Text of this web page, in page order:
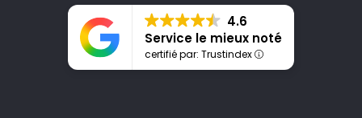
4.6
Service le mieux noté
certifié par: Trustindex